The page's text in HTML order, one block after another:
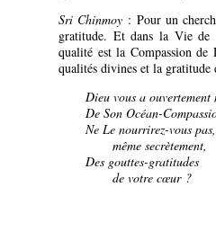
Sri Chinmoy : Pour un
gratitude. Et dans la Vie de
qualité est la Compassion de
qualités divines et la gratitude
Dieu vous a ouvertement
De Son Océan-
Ne Le nourrirez-vous pas,
même secrètement,
Des gouttes-gratitudes
de votre cœur ?